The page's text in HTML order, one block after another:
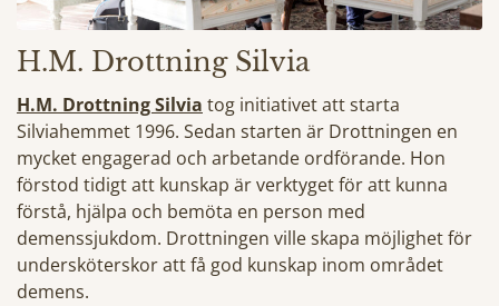
H.M. Drottning Silvia
H.M. Drottning Silvia tog initiativet att starta
Silviahemmet 1996. Sedan starten är Drottningen en
mycket engagerad och arbetande ordförande. Hon
förstod tidigt att kunskap är verktyget för att kunna
förstå, hjälpa och bemöta en person med
demenssjukdom. Drottningen ville skapa möjlighet för
undersköterskor att få god kunskap inom området
demens.